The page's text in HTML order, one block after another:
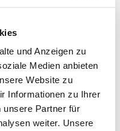
und Anzeigen zu
Medien anbieten
Website zu
Informationen zu Ihrer
unsere Partner für
weiter. Unsere